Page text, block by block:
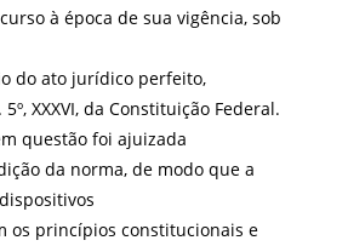
à época de sua vigência, sob
do ato jurídico perfeito,
XXXVI, da Constituição Federal.
questão foi ajuizada
da norma, de modo que a
os princípios constitucionais e